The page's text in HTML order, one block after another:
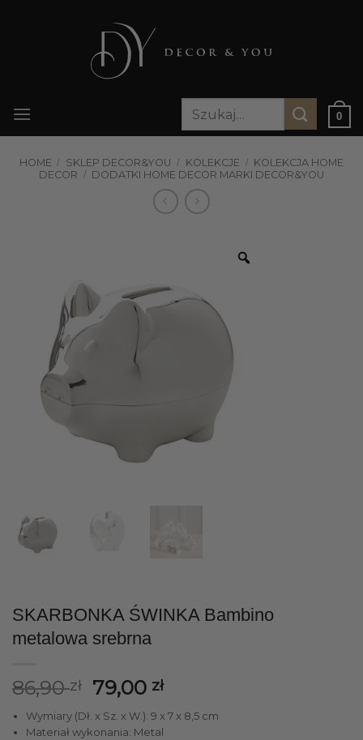
Szukaj:
0
HOME / SKLEP DECOR&YOU / KOLEKCJE / KOLEKCJA HOME
DECOR / DODATKI HOME DECOR MARKI DECOR&YOU
SKARBONKA ŚWINKA Bambino
metalowa srebrna
86,90zł
Pierwotna
cena
wynosiła:
79,00 złAktualna
cena
wynosi:
Wymiary (Dł. x Sz. x W.): 9 x 7 x 8,5 cm
Materiał wykonania: Metal